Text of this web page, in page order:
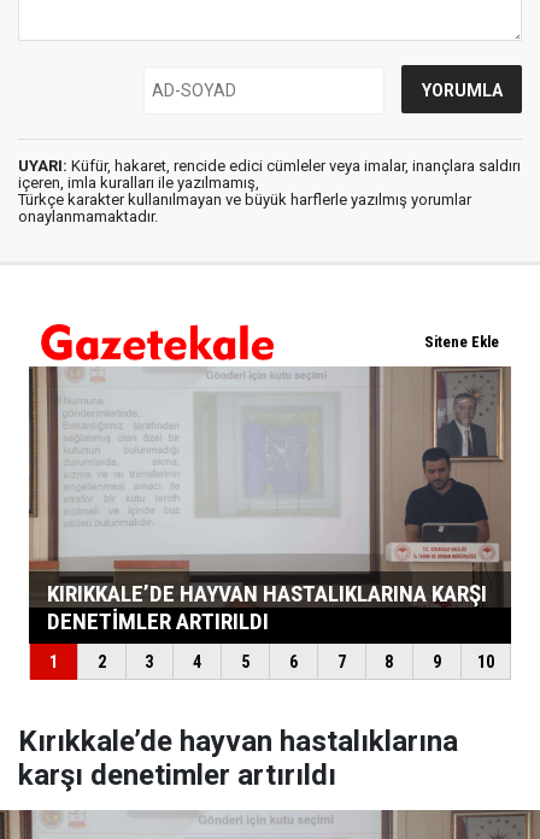
UYARI: Küfür, hakaret, rencide edici cümleler veya imalar, inançlara saldırı
içeren, imla kuralları ile yazılmamış,
Türkçe karakter kullanılmayan ve büyük harflerle yazılmış yorumlar
onaylanmamaktadır.
Kırıkkale’de hayvan hastalıklarına
karşı denetimler artırıldı